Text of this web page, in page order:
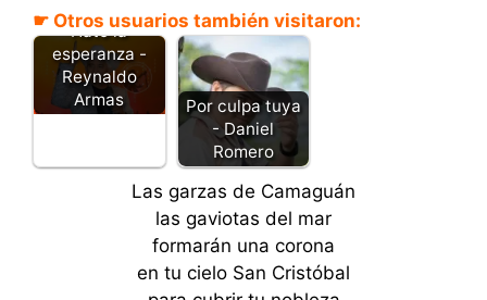
☛ Otros usuarios también visitaron:
Hato la
esperanza -
Reynaldo
Armas
Por culpa tuya
- Daniel
Romero
Las garzas de Camaguán
las gaviotas del mar
formarán una corona
en tu cielo San Cristóbal